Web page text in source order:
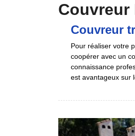
Couvreur
Couvreur
Pour réaliser votre
coopérer avec un
connaissance
est avantageux sur